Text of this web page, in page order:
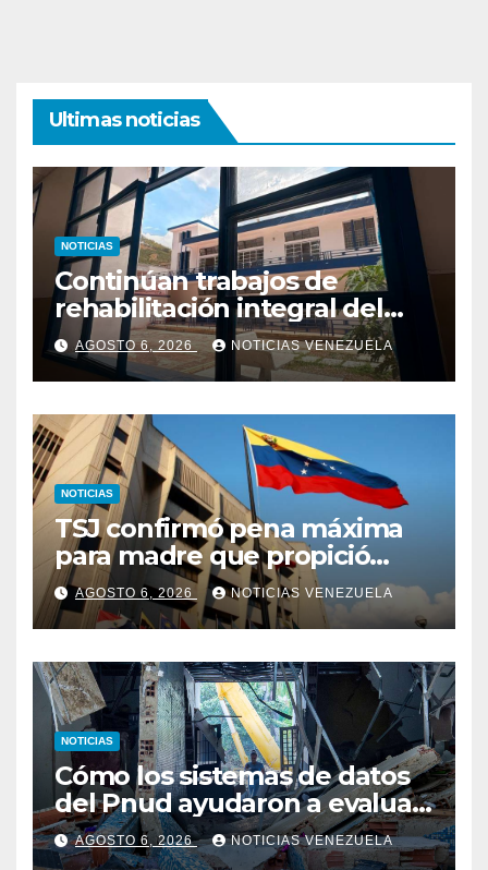
Ultimas noticias
NOTICIAS
Continúan trabajos de
rehabilitación integral del
Hospital El Algodonal en
Caracas
AGOSTO 6, 2026 NOTICIAS VENEZUELA
NOTICIAS
TSJ confirmó pena máxima
para madre que propició
abuso y asesinato de su hijo
AGOSTO 6, 2026 NOTICIAS VENEZUELA
NOTICIAS
Cómo los sistemas de datos
del Pnud ayudaron a evaluar
el sismo y tomar decisiones
AGOSTO 6, 2026 NOTICIAS VENEZUELA